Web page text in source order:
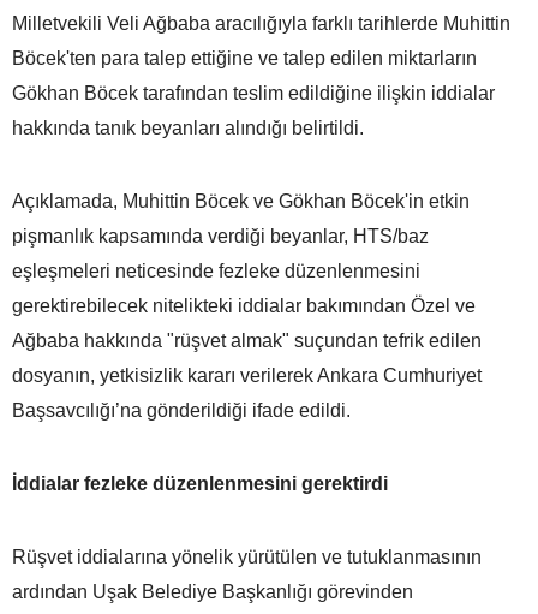
Milletvekili Veli Ağbaba aracılığıyla farklı tarihlerde Muhittin
Böcek'ten para talep ettiğine ve talep edilen miktarların
Gökhan Böcek tarafından teslim edildiğine ilişkin iddialar
hakkında tanık beyanları alındığı belirtildi.
Açıklamada, Muhittin Böcek ve Gökhan Böcek'in etkin
pişmanlık kapsamında verdiği beyanlar, HTS/baz
eşleşmeleri neticesinde fezleke düzenlenmesini
gerektirebilecek nitelikteki iddialar bakımından Özel ve
Ağbaba hakkında "rüşvet almak" suçundan tefrik edilen
dosyanın, yetkisizlik kararı verilerek Ankara Cumhuriyet
Başsavcılığı’na gönderildiği ifade edildi.
İddialar fezleke düzenlenmesini gerektirdi
Rüşvet iddialarına yönelik yürütülen ve tutuklanmasının
ardından Uşak Belediye Başkanlığı görevinden